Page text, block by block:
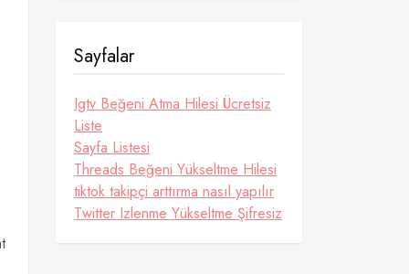
Sayfalar
Igtv Beğeni Atma Hilesi Ücretsiz
Liste
Sayfa Listesi
Threads Beğeni Yükseltme Hilesi
tiktok takipçi arttırma nasıl yapılır
Twitter Izlenme Yükseltme Şifresiz